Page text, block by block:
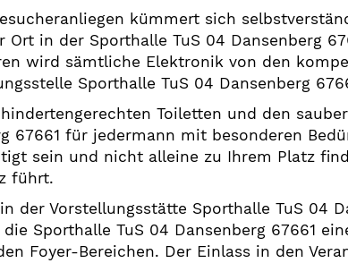
kümmert sich
Ort in der Sporthalle TuS 04 Dansenberg
wird sämtliche Elektronik von den
Sporthalle TuS 04 Dansenberg
Toiletten und den
67661 für jedermann mit besonderen
sein und nicht alleine zu Ihrem Platz
führt.
der Vorstellungsstätte Sporthalle TuS 04
die Sporthalle TuS 04 Dansenberg 67661
Foyer-Bereichen. Der Einlass in den